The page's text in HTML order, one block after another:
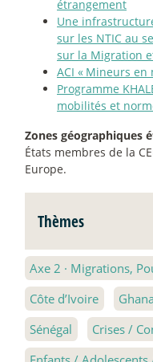
étrangement
Une
sur les NTIC au
sur la Migration
ACI « Mineurs en
Programme
mobilités et
Zones géographiques
États membres de la
Europe.
Thèmes
Axe 2 · Migrations,
Côte d’Ivoire
Ghana
Sénégal
Crises /